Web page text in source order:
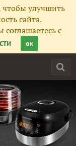
чтобы улучшить
сайта.
с
ок